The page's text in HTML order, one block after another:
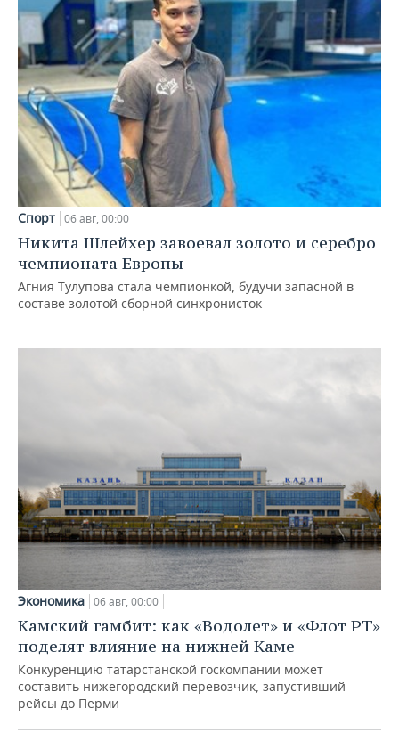
Спорт 06 авг, 00:00
Никита Шлейхер завоевал золото и серебро
чемпионата Европы
Агния Тулупова стала чемпионкой, будучи запасной в
составе золотой сборной синхронисток
Экономика 06 авг, 00:00
Камский гамбит: как «Водолет» и «Флот РТ»
поделят влияние на нижней Каме
Конкуренцию татарстанской госкомпании может
составить нижегородский перевозчик, запустивший
рейсы до Перми